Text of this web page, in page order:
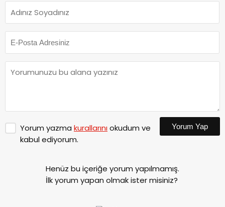
Yorum yazma kurallarınıokudum ve
kabul ediyorum.
Yorum Yap
Henüz bu içeriğe yorum yapılmamış.
İlk yorum yapan olmak ister misiniz?